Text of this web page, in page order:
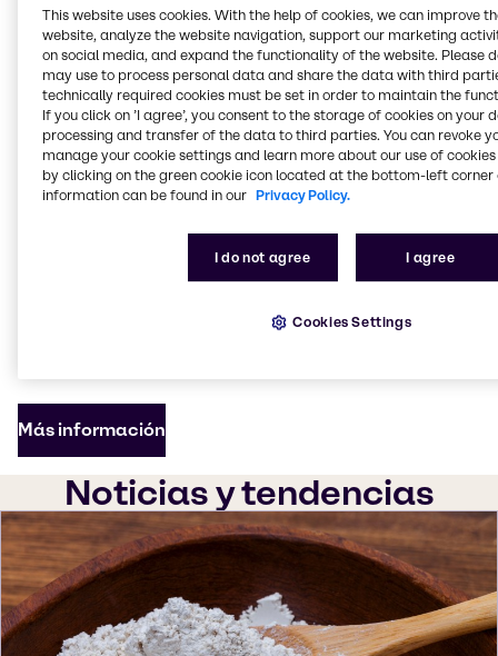
Con elobjetivo de diseñar unas dietas con un menor
contenido de medicamentos, hemos desarrollado
nuestro Total Concept, una herramienta que ayuda a
comprender mejor cómo alimentamos a los
animales y, al mismo tiempo, ofrece soluciones a
medida para problemas concretos. Total Concept
abarca cuatro áreas fundamentalesy agrupa varios
productos que pueden utilizarse individualmente o
combinados, teniendo siempre en mente el bienestar
ha demostrado su eficacia
y centros de investigación independientes, así como
Más información
Noticias y tendencias
This website uses cookies. With the help of cookies, we can improve
website, analyze the website navigation, support our marketing
on social media, and expand the functionality of the website. Please
may use to process personal data and share the data with third
technically required cookies must be set in order to maintain the
If you click on ’I agree’, you consent to the storage of cookies on your
processing and transfer of the data to third parties. You can revoke
manage your cookie settings and learn more about our use of cookies
by clicking on the green cookie icon located at the bottom-left corner
information can be found in our Privacy Policy.
I do not agree I agree
Cookies Settings